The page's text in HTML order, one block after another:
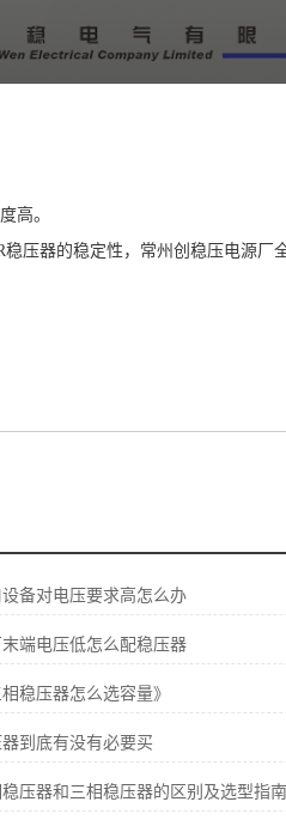
高。
稳压器的稳定性，常州创稳压电源厂
备对电压要求高怎么办
末端电压低怎么配稳压器
相稳压器怎么选容量》
到底有没有必要买
压器和三相稳压器的区别及选型指南